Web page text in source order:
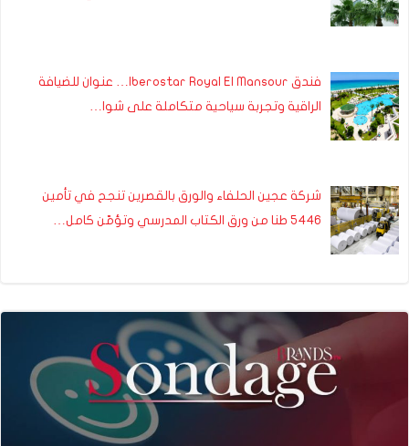
فندق Iberostar Royal El Mansour… عنوان للضيافة
الراقية وتجربة سياحية متكاملة على شوا…
شركة عجين الحلفاء والورق بالقصرين تنجح في تأمين
5446 طنا من ورق الكتاب المدرسي وتؤمّن كامل…